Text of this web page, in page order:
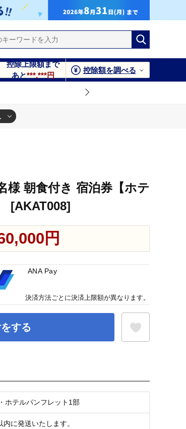
控除上限額まで
あと***,***円
控除額を調べる
様 朝食付き 宿泊券【ホテ
[AKAT008]
円
する
ホテルパンフレット1部
に発送いたします。
ANA Pay
決済方法ごとに決済上限額が異なります。